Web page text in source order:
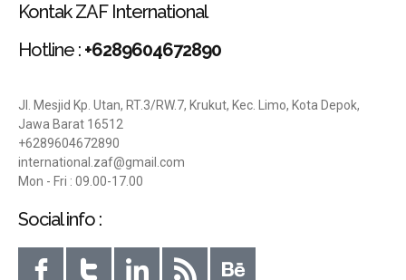
Kontak ZAF International
Hotline : +6289604672890
Jl. Mesjid Kp. Utan, RT.3/RW.7, Krukut, Kec. Limo, Kota Depok,
Jawa Barat 16512
+6289604672890
international.zaf@gmail.com
Mon - Fri : 09.00-17.00
Social info :